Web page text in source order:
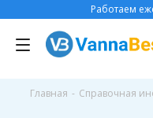
Работаем
Главная - Справочная